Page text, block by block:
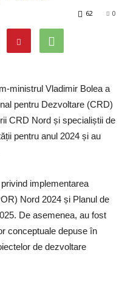
0
62
ministrul Vladimir Bolea a
pentru Dezvoltare (CRD)
CRD Nord și specialiștii de
pentru anul 2024 și au
implementarea
Nord 2024 și Planul de
De asemenea, au fost
conceptuale depuse în
de dezvoltare